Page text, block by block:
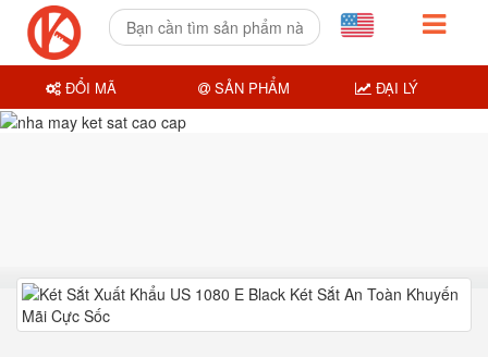
ĐỔI MÃ SẢN PHẨM ĐẠI LÝ